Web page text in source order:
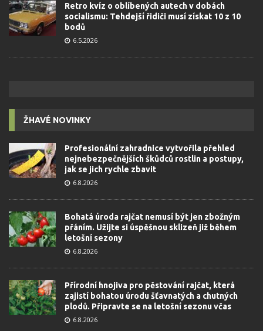
Retro kvíz o oblíbených autech v dobách
socialismu: Tehdejší řidiči musí získat 10 z 10
bodů
6.5.2026
ŽHAVÉ NOVINKY
Profesionální zahradnice vytvořila přehled
nejnebezpečnějších škůdců rostlin a postupy,
jak se jich rychle zbavit
6.8.2026
Bohatá úroda rajčat nemusí být jen zbožným
přáním. Užijte si úspěšnou sklizeň již během
letošní sezony
6.8.2026
Přírodní hnojiva pro pěstování rajčat, která
zajistí bohatou úrodu šťavnatých a chutných
plodů. Připravte se na letošní sezonu včas
6.8.2026